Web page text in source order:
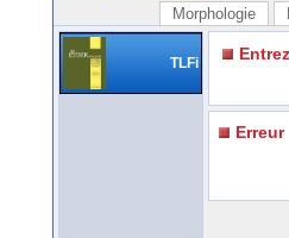
Morphologie
TLFi
Erreur